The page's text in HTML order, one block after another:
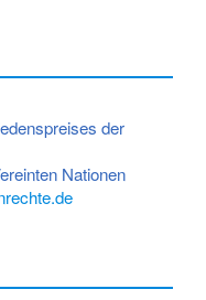
der
Nationen